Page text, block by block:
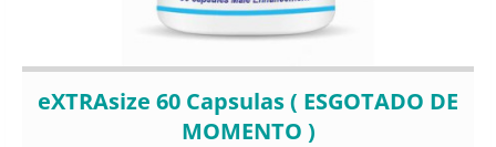
eXTRAsize 60 Capsulas ( ESGOTADO DE
MOMENTO )